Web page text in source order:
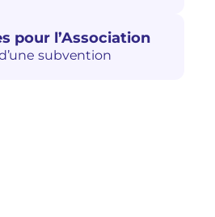
pour l’Association
subvention